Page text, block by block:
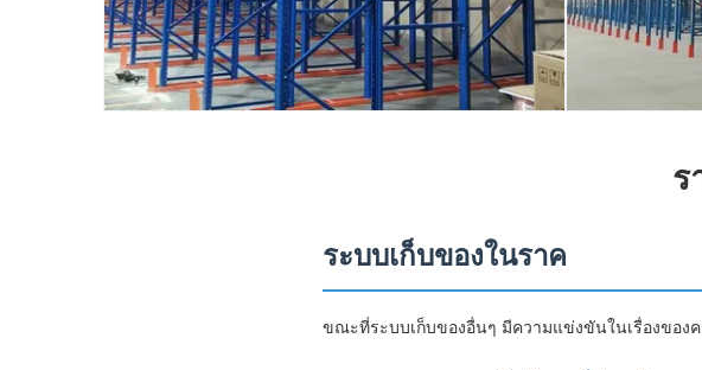
ร
ระบบเก็บของในราค
ขณะที่ระบบเก็บของอื่นๆ มีความแข่งขันในเรื่องของ